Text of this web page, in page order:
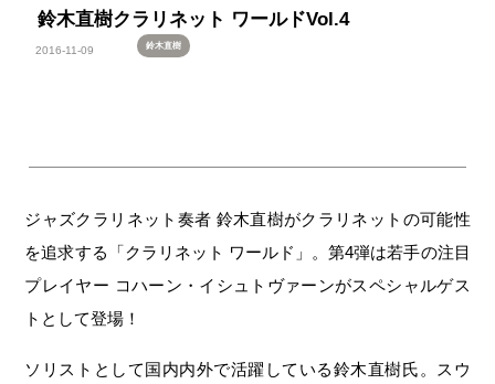
鈴木直樹クラリネット ワールドVol.4
2016-11-09 鈴木直樹
ジャズクラリネット奏者 鈴木直樹がクラリネットの可能性
を追求する「クラリネット ワールド」。第4弾は若手の注目
プレイヤー コハーン・イシュトヴァーンがスペシャルゲス
トとして登場！
ソリストとして国内内外で活躍している鈴木直樹氏。スウ